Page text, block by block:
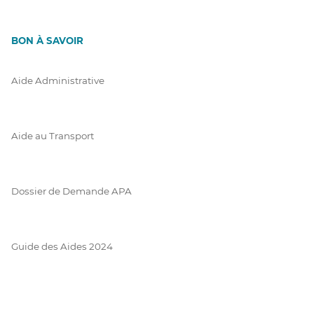
BON À SAVOIR
Aide Administrative
Aide au Transport
Dossier de Demande APA
Guide des Aides 2024